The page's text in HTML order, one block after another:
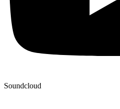
Soundcloud